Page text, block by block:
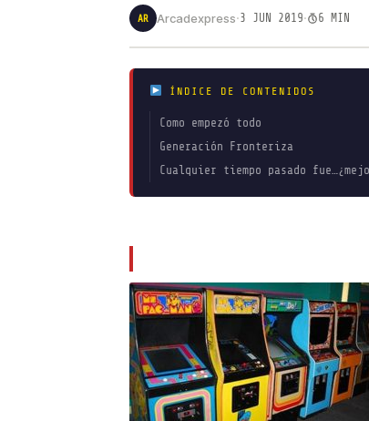
AR Arcadexpress·3 JUN 2019· 6 MIN
ÍNDICE DE CONTENIDOS
Como empezó todo
Generación Fronteriza
Cualquier tiempo pasado